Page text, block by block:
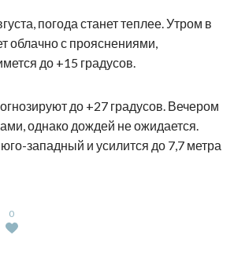
погода станет теплее. Утром в
облачно с прояснениями,
до +15 градусов.
до +27 градусов. Вечером
однако дождей не ожидается.
западный и усилится до 7,7 метра
0